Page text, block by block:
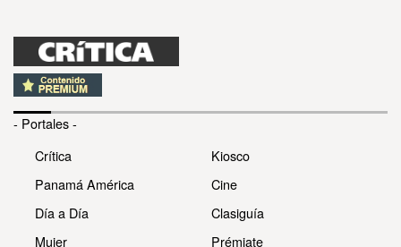
- Portales -
Crítica
Panamá América
Día a Día
Mujer
Kiosco
Cine
Clasiguía
Prémiate